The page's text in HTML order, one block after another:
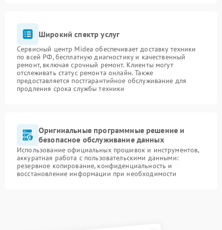
Широкий спектр услуг
Сервисный центр Midea обеспечивает доставку техники
по всей РФ, бесплатную диагностику и качественный
ремонт, включая срочный ремонт. Клиенты могут
отслеживать статус ремонта онлайн. Также
предоставляется постгарантийное обслуживание для
продления срока службы техники
Оригинальные программные решение и
безопасное обслуживание данных
Использование официальных прошивок и инструментов,
аккуратная работа с пользовательскими данными:
резервное копирование, конфиденциальность и
восстановление информации при необходимости